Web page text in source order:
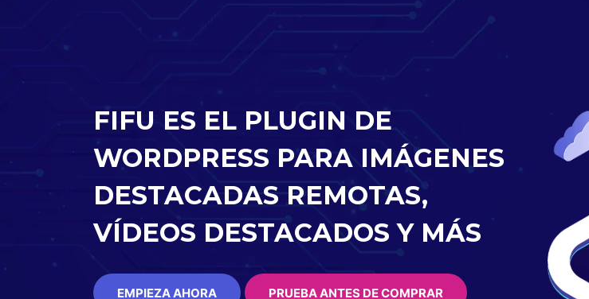
FIFU ES EL PLUGIN DE
WORDPRESS PARA IMÁGENES
DESTACADAS REMOTAS,
VÍDEOS DESTACADOS Y MÁS
EMPIEZA AHORA PRUEBA ANTES DE COMPRAR